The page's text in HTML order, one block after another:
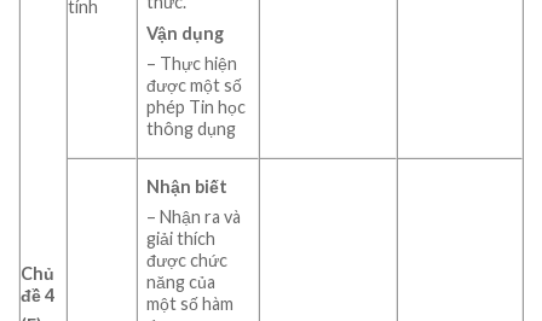
Chủ
đề 4
tính
Vận dụng
– Thực hiện
được một số
phép Tin học
thông dụng
Nhận biết
– Nhận ra và
giải thích
được chức
năng của
một số hàm